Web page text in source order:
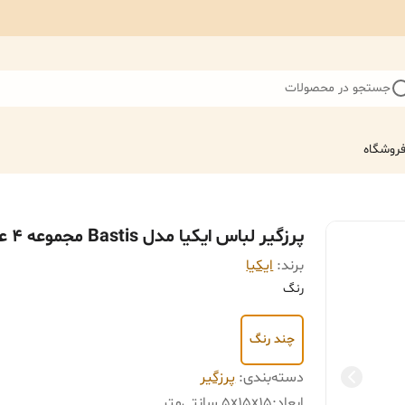
جستجو در محصولات
فروشگاه
پرزگیر لباس ایکیا مدل Bastis مجموعه 4 عددی
برند: ایکیا
رنگ
چند رنگ
دسته‌بندی:پرزگیر